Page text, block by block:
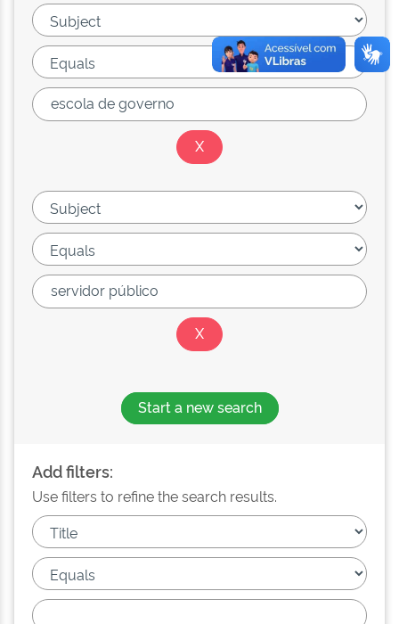
Start a new search
Add filters:
Use filters to refine the search results.